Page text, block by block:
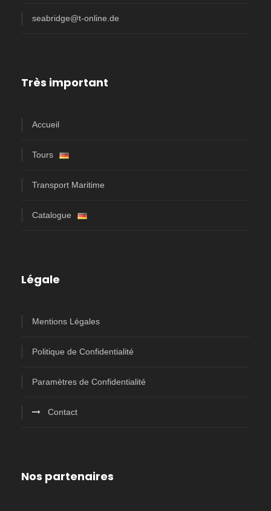
seabridge@t-online.de
Très important
Accueil
Tours
Transport Maritime
Catalogue
Légale
Mentions Légales
Politique de Confidentialité
Paramètres de Confidentialité
Contact
Nos partenaires